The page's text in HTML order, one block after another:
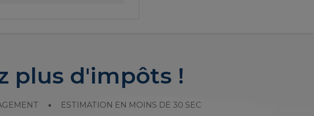
plus d'impôts !
ESTIMATION EN MOINS DE 30 SEC